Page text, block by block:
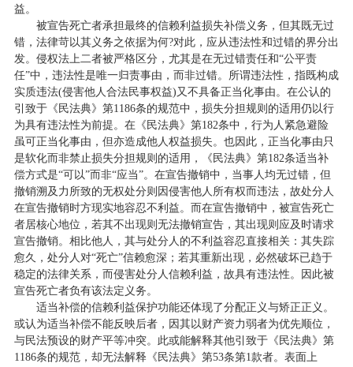
益。
被宣告死亡者承担最终的信赖利益损失补偿义务，但其既无过
错，法律苛以其义务之依据为何?对此，应从违法性和过错的界分出
发。侵权法上二者被严格区分，尤其是在无过错责任和“公平责
任”中，违法性是唯一归责事由，而非过错。所谓违法性，指既构成
实质违法(侵害他人合法民事权益)又不具备正当化事由。在公认的
引致于《民法典》第1186条的规范中，损失分担规则的适用仍以行
为具有违法性为前提。在《民法典》第182条中，行为人紧急避险
虽可正当化事由，但亦造成他人权益损失。也因此，正当化事由只
是软化而非禁止损失分担规则的适用，《民法典》第182条适当补
偿方式是“可以”而非“应当”。在宣告撤销中，当事人均无过错，但
撤销溯及力所致的无权处分则因侵害他人所有权而违法，故处分人
在宣告撤销时方现实地容忍不利益。而在宣告撤销中，被宣告死亡
者居核心地位，若其不出现则无法撤销宣告，其出现则应及时请求
宣告撤销。相比他人，其与处分人的不利益容忍直接相关：其失踪
愈久，处分人对“死亡”信赖愈深；若其重新出现，必然破坏已趋于
稳定的法律关系，而侵害处分人信赖利益，故具有违法性。因此被
宣告死亡者负有该法定义务。
适当补偿的信赖利益保护功能还体现了分配正义与矫正正义。
或认为适当补偿不能反映后者，因其以财产资力弱者为优先顺位，
与民法预设的财产平等冲突。此或能解释其他引致于《民法典》第
1186条的规范，却无法解释《民法典》第53条第1款者。表面上